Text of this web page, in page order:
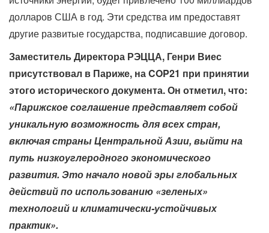
долларов США в год. Эти средства им предоставят
другие развитые государства, подписавшие договор.
Заместитель Директора РЭЦЦА, Генри Виес
присутствовал в Париже, на COP21 при принятии
этого исторического документа. Он отметил, что:
«Парижское соглашение представляет собой
уникальную возможность для всех стран,
включая страны Центральной Азии, выйти на
путь низкоуглеродного экономического
развития. Это начало новой эры глобальных
действий по использованию «зеленых»
технологий и климатически-устойчивых
практик».